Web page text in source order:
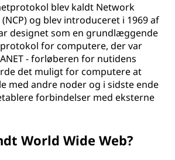
blev kaldt Network
og blev introduceret i 1969 af
designet som en grundlæggende
for computere, der var
- forløberen for nutidens
det muligt for computere at
med andre noder og i sidste ende
forbindelser med eksterne
World Wide Web?